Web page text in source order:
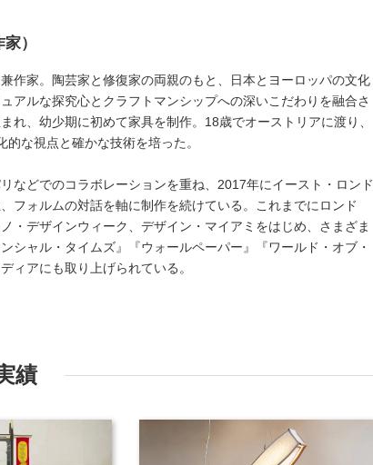
）
作家。陶芸家と修復家の両親のもと、日本とヨーロッパの文化
アルな探究心とクラフトマンシップへの深いこだわりを融合さ
れ、幼少期に初めて家具を制作。18歳でオーストリアに渡り、
な視点と確かな技術を培った。
などでのコラボレーションを重ね、2017年にイースト・ロンド
フォルムの対話を軸に制作を続けている。これまでにロンド
・デザインウィーク、デザイン・マイアミをはじめ、さまざま
シャル・タイムズ』『ウォールペーパー』『ワールド・オブ・
ィアにも取り上げられている。
績